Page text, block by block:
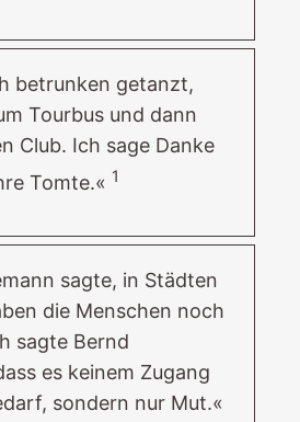
betrunken getanzt,
Tourbus und dann
Club. Ich sage Danke
Tomte.« 1
sagte, in Städten
die Menschen noch
sagte Bernd
es keinem Zugang
sondern nur Mut.«